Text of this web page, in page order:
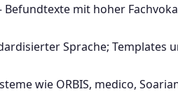
mit hoher
Sprache; Templates
wie ORBIS, medico,